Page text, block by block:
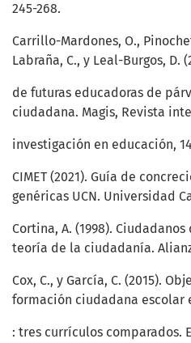
245-268.
Carrillo-Mardones, O.,
Labraña, C., y Leal-Burgos, D.
de futuras educadoras de
ciudadana. Magis, Revista
investigación en educación,
CIMET (2021). Guía de
genéricas UCN. Universidad
Cortina, A. (1998).
teoría de la ciudadanía.
Cox, C., y García, C. (2015).
formación ciudadana escolar
: tres currículos comparados.